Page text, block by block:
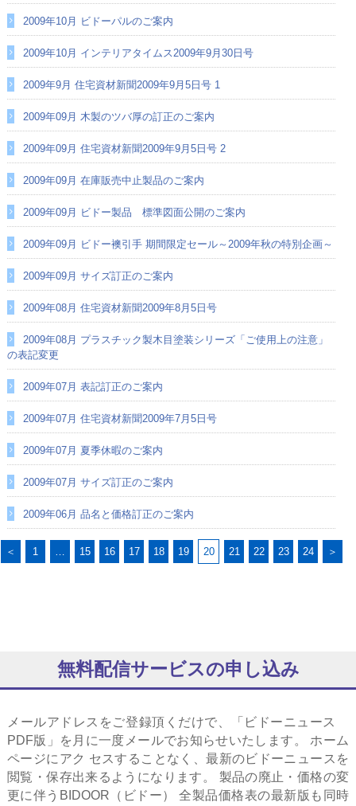
2009年10月 ビドーパルのご案内
2009年10月 インテリアタイムス2009年9月30日号
2009年9月 住宅資材新聞2009年9月5日号 1
2009年09月 木製のツバ厚の訂正のご案内
2009年09月 住宅資材新聞2009年9月5日号 2
2009年09月 在庫販売中止製品のご案内
2009年09月 ビドー製品 標準図面公開のご案内
2009年09月 ビドー襖引手 期間限定セール～2009年秋の特別企画～
2009年09月 サイズ訂正のご案内
2009年08月 住宅資材新聞2009年8月5日号
2009年08月 プラスチック製木目塗装シリーズ「ご使用上の注意」
の表記変更
2009年07月 表記訂正のご案内
2009年07月 住宅資材新聞2009年7月5日号
2009年07月 夏季休暇のご案内
2009年07月 サイズ訂正のご案内
2009年06月 品名と価格訂正のご案内
＜ 1 … 15 16 17 18 19 20 21 22 23 24 ＞
無料配信サービスの申し込み
メールアドレスをご登録頂くだけで、「ビドーニュース
PDF版」を月に一度メールでお知らせいたします。 ホーム
ページにアク セスすることなく、最新のビドーニュースを
閲覧・保存出来るようになります。 製品の廃止・価格の変
更に伴うBIDOOR（ビドー） 全製品価格表の最新版も同時